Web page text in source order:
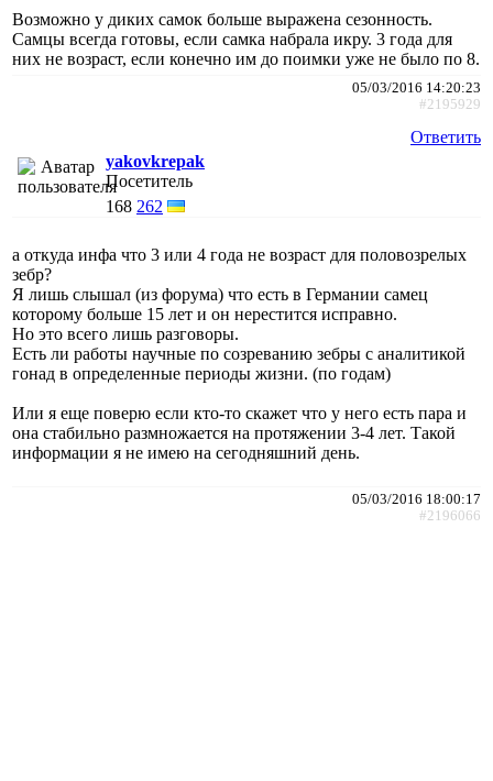
Возможно у диких самок больше выражена сезонность.
Самцы всегда готовы, если самка набрала икру. 3 года для
них не возраст, если конечно им до поимки уже не было по 8.
05/03/2016 14:20:23
#2195929
Ответить
yakovkrepak
Посетитель
168 262
а откуда инфа что 3 или 4 года не возраст для половозрелых
зебр?
Я лишь слышал (из форума) что есть в Германии самец
которому больше 15 лет и он нерестится исправно.
Но это всего лишь разговоры.
Есть ли работы научные по созреванию зебры с аналитикой
гонад в определенные периоды жизни. (по годам)
Или я еще поверю если кто-то скажет что у него есть пара и
она стабильно размножается на протяжении 3-4 лет. Такой
информации я не имею на сегодняшний день.
05/03/2016 18:00:17
#2196066